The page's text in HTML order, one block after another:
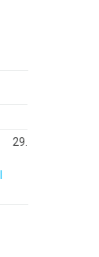
29.